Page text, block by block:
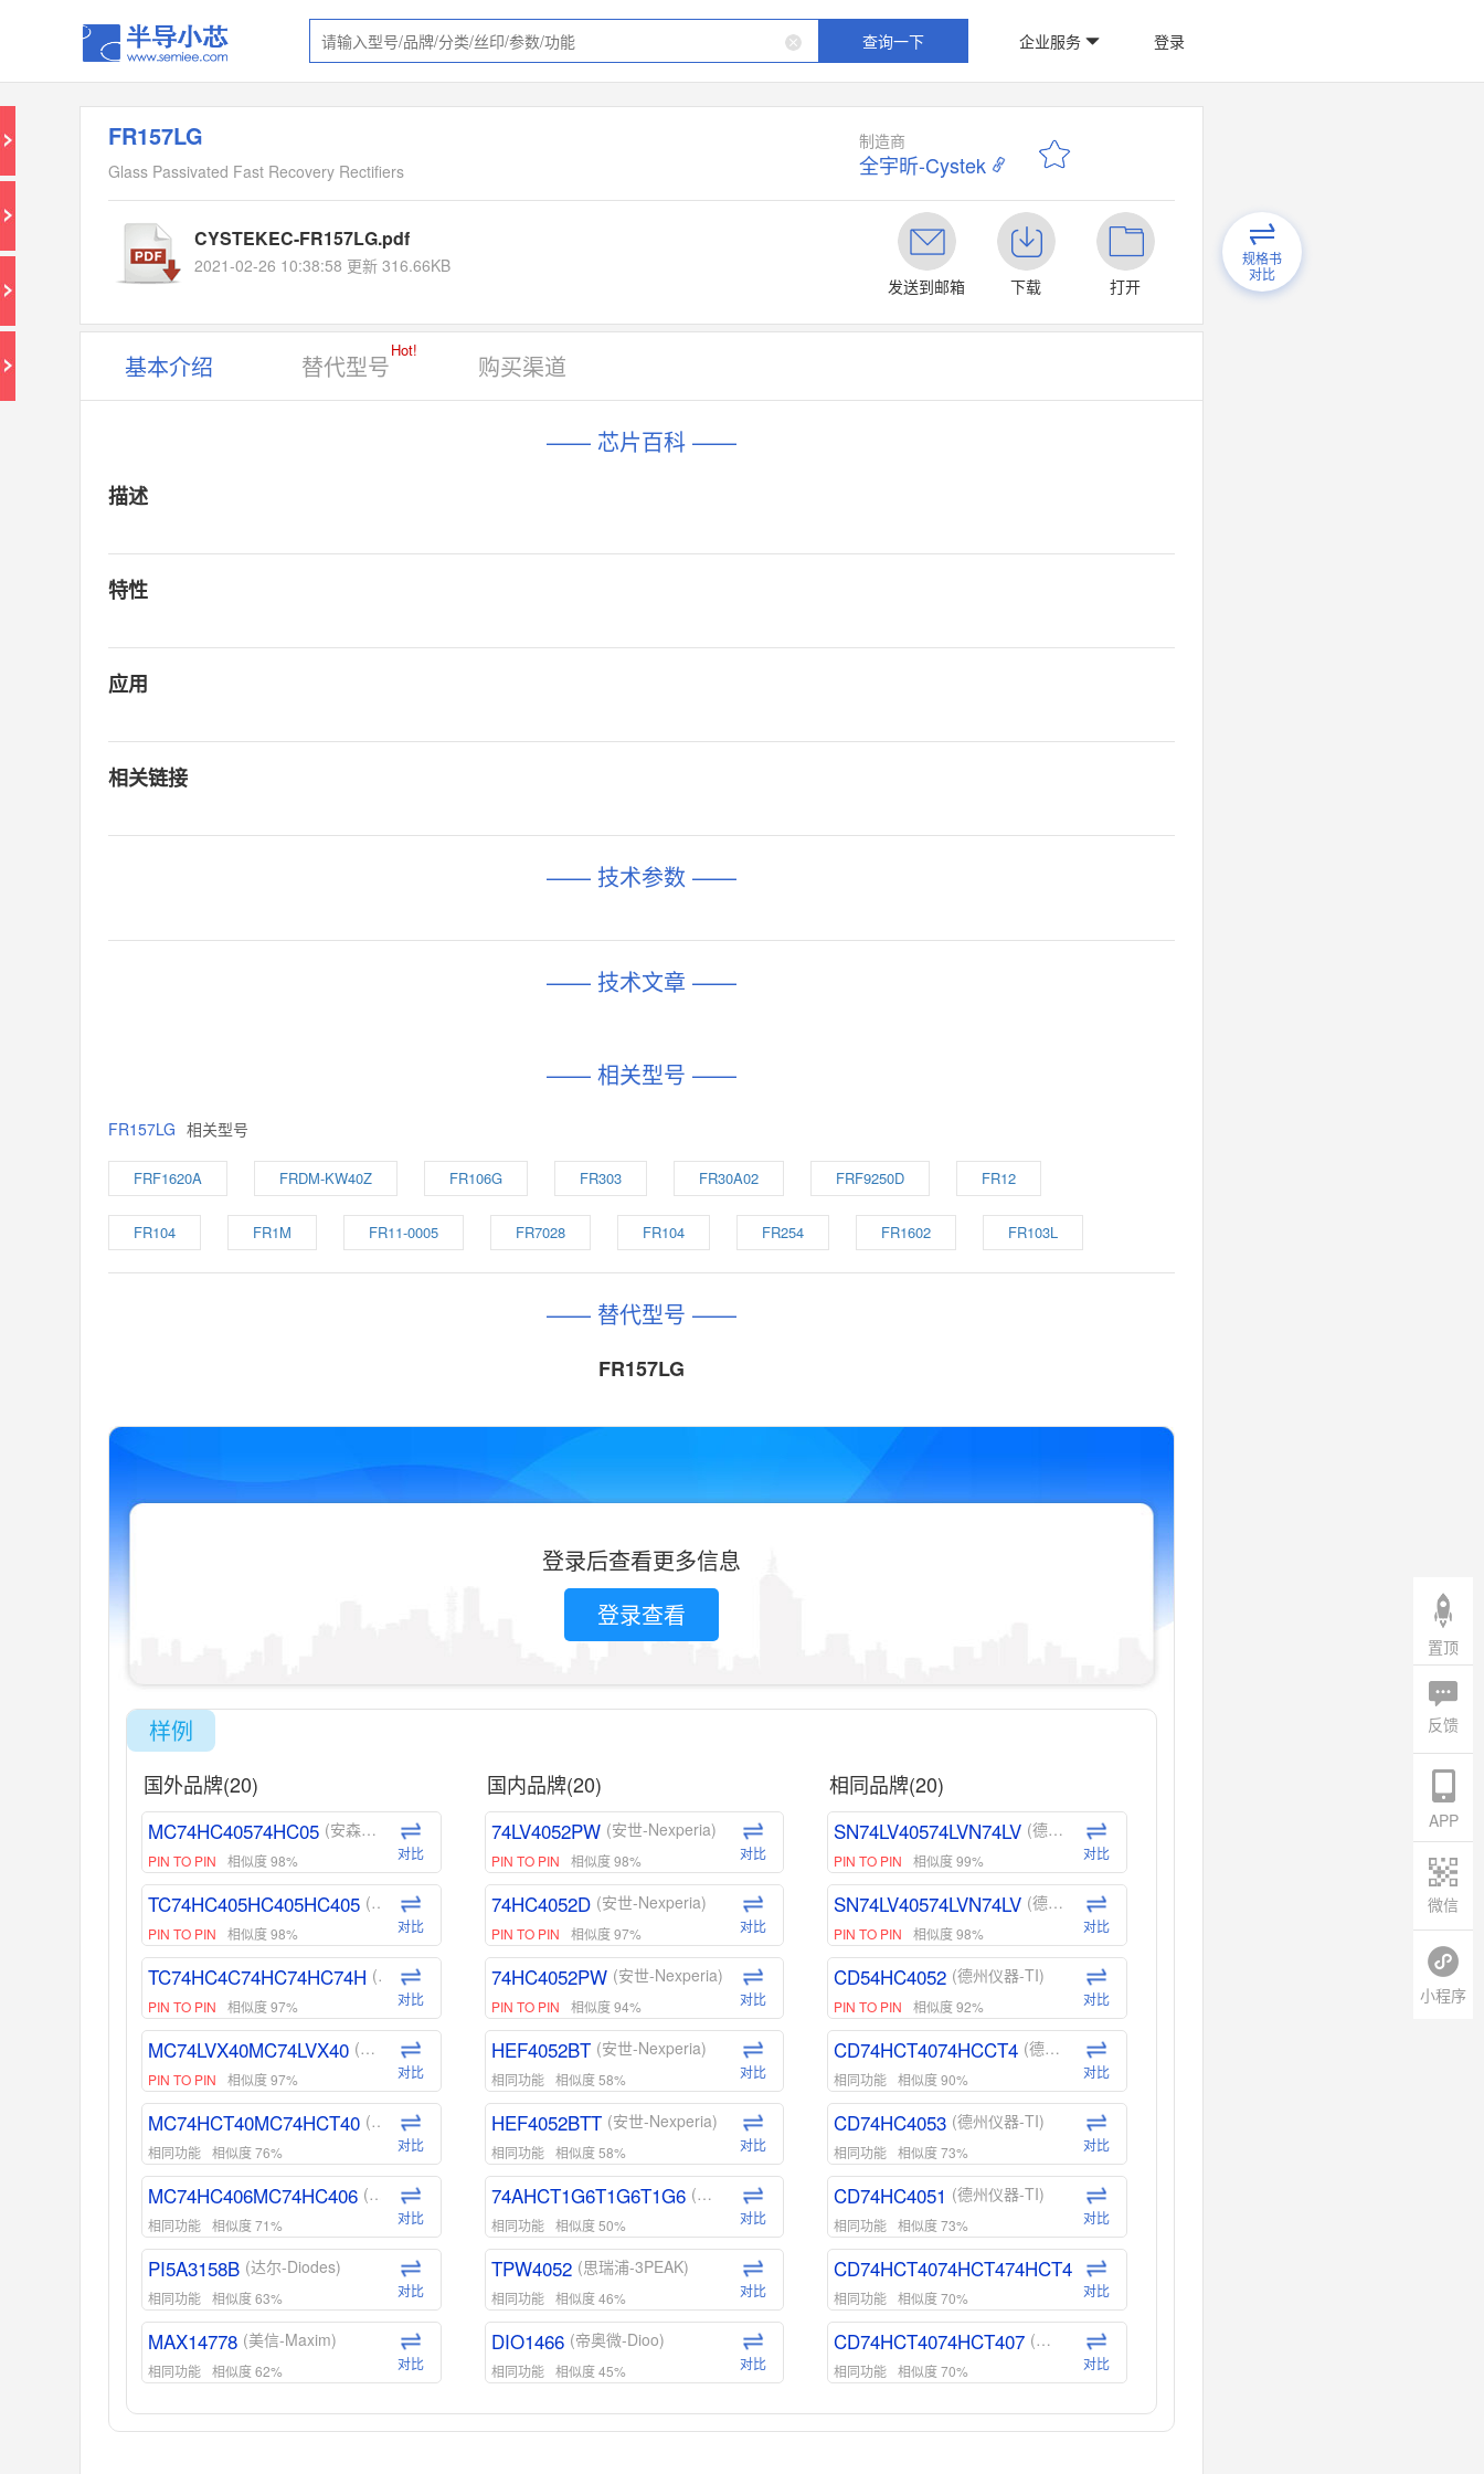
查询一下 企业服务 登录
FR157LG
Glass Passivated Fast Recovery Rectifiers
制造商
全宇昕-Cystek
CYSTEKEC-FR157LG.pdf
2021-02-26 10:38:58 更新 316.66KB
发送到邮箱
下载 打开
规格书
对比
基本介绍 替代型号
Hot!
购买渠道
—— 芯片百科 ——
描述
特性
应用
相关链接
—— 技术参数 ——
—— 技术文章 ——
—— 相关型号 ——
FR157LG 相关型号
FRF1620A FRDM-KW40Z FR106G FR303 FR30A02 FRF9250D FR12
FR104 FR1M FR11-0005 FR7028 FR104 FR254 FR1602 FR103L
—— 替代型号 ——
FR157LG
登录后查看更多信息
登录查看
样例
国外品牌(20)
MC74HC40574HC05 (安森美-ON)
PIN TO PIN 相似度 98% 对比
TC74HC405HC405HC405 (东芝-Toshiba)
PIN TO PIN 相似度 98% 对比
TC74HC4C74HC74HC74H (东芝-Toshiba)
PIN TO PIN 相似度 97% 对比
MC74LVX40MC74LVX40 (安森美-ON)
PIN TO PIN 相似度 97% 对比
MC74HCT40MC74HCT40 (安森美-ON)
相同功能 相似度 76% 对比
MC74HC406MC74HC406 (安森美-ON)
相同功能 相似度 71% 对比
PI5A3158B (达尔-Diodes)
相同功能 相似度 63% 对比
MAX14778 (美信-Maxim)
相同功能 相似度 62% 对比
ADG1439 (亚德诺-ADI)
对比
国内品牌(20)
74LV4052PW (安世-Nexperia)
PIN TO PIN 相似度 98% 对比
74HC4052D (安世-Nexperia)
PIN TO PIN 相似度 97% 对比
74HC4052PW (安世-Nexperia)
PIN TO PIN 相似度 94% 对比
HEF4052BT (安世-Nexperia)
相同功能 相似度 58% 对比
HEF4052BTT (安世-Nexperia)
相同功能 相似度 58% 对比
74AHCT1G6T1G6T1G6 (安世-Nexperia)
相同功能 相似度 50% 对比
TPW4052 (思瑞浦-3PEAK)
相同功能 相似度 46% 对比
DIO1466 (帝奥微-Dioo)
相同功能 相似度 45% 对比
DIO1159 (帝奥微-Dioo)
对比
相同品牌(20)
SN74LV40574LVN74LV (德州仪器-TI)
PIN TO PIN 相似度 99% 对比
SN74LV40574LVN74LV (德州仪器-TI)
PIN TO PIN 相似度 98% 对比
CD54HC4052 (德州仪器-TI)
PIN TO PIN 相似度 92% 对比
CD74HCT4074HCCT4 (德州仪器-TI)
相同功能 相似度 90% 对比
CD74HC4053 (德州仪器-TI)
相同功能 相似度 73% 对比
CD74HC4051 (德州仪器-TI)
相同功能 相似度 73% 对比
CD74HCT4074HCT474HCT4 (德州仪器-TI)
相同功能 相似度 70% 对比
CD74HCT4074HCT407 (德州仪器-TI)
相同功能 相似度 70% 对比
CD74HCT4D74HDCT40 (德州仪器-TI)
对比
置顶
反馈
APP
微信
小程序